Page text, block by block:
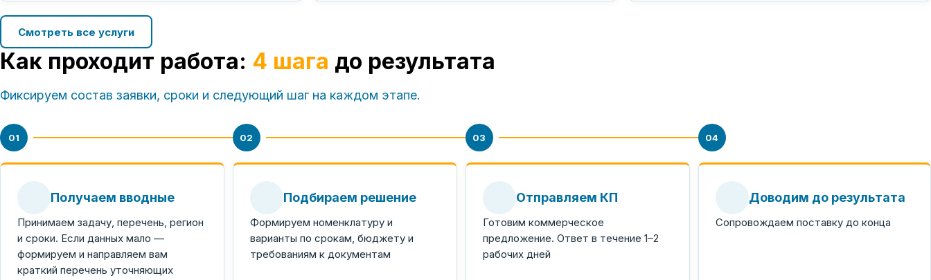
Смотреть все услуги
Как проходит работа: 4 шага до результата
Фиксируем состав заявки, сроки и следующий шаг на каждом этапе.
01
Получаем вводные
Принимаем задачу, перечень, регион
и сроки. Если данных мало —
формируем и направляем вам
краткий перечень уточняющих
02
Подбираем решение
Формируем номенклатуру и
варианты по срокам, бюджету и
требованиям к документам
03
Отправляем КП
Готовим коммерческое
предложение. Ответ в течение 1–2
рабочих дней
04
Доводим до результата
Сопровождаем поставку до конца